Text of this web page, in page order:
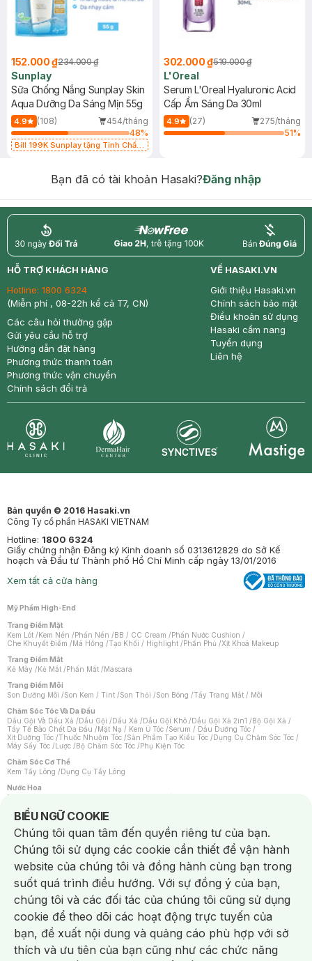
152.000 ₫234.000 ₫
Sunplay
Sữa Chống Nắng Sunplay Skin
Aqua Dưỡng Da Sáng Mịn 55g
4.9 (108)
454/tháng
48%
Bill 199K Sunplay tặng Tinh Chất
302.000 ₫519.000 ₫
L'Oreal
Serum L'Oreal Hyaluronic Acid
Cấp Ẩm Sáng Da 30ml
4.9 (27)
275/tháng
51%
Bạn đã có tài khoản Hasaki?Đăng nhập
return nowfree price
HỖ TRỢ KHÁCH HÀNG
Hotline: 1800 6324
(Miễn phí , 08-22h kể cả T7, CN)
Các câu hỏi thường gặp
Gửi yêu cầu hỗ trợ
Hướng dẫn đặt hàng
Phương thức thanh toán
Phương thức vận chuyển
Chính sách đổi trả
VỀ HASAKI.VN
Giới thiệu Hasaki.vn
Chính sách bảo mật
Điều khoản sử dụng
Hasaki cẩm nang
Tuyển dụng
Liên hệ
Bản quyền © 2016 Hasaki.vn
Công Ty cổ phần HASAKI VIETNAM
Hotline: 1800 6324
Giấy chứng nhận Đăng ký Kinh doanh số 0313612829 do Sở Kế
hoạch và Đầu tư Thành phố Hồ Chí Minh cấp ngày 13/01/2016
Xem tất cả cửa hàng
Mỹ Phẩm High-End
Trang Điểm Mặt
Kem Lót /Kem Nền /Phấn Nền /BB / CC Cream /Phấn Nước Cushion /
Che Khuyết Điểm /Má Hồng /Tạo Khối / Highlight /Phấn Phủ /Xịt Khoá Makeup
Trang Điểm Mắt
Kẻ Mày /Kẻ Mắt /Phấn Mắt /Mascara
Trang Điểm Môi
Son Dưỡng Môi /Son Kem / Tint /Son Thỏi /Son Bóng /Tẩy Trang Mắt / Môi
Chăm Sóc Tóc Và Da Đầu
Dầu Gội Và Dầu Xả /Dầu Gội /Dầu Xả /Dầu Gội Khô /Dầu Gội Xả 2in1 /Bộ Gội Xả /
Tẩy Tế Bào Chết Da Đầu /Mặt Nạ / Kem Ủ Tóc /Serum / Dầu Dưỡng Tóc /
Xịt Dưỡng Tóc /Thuốc Nhuộm Tóc /Sản Phẩm Tạo Kiểu Tóc /Dụng Cụ Chăm Sóc Tóc /
Máy Sấy Tóc /Lược /Bộ Chăm Sóc Tóc /Phụ Kiện Tóc
Chăm Sóc Cơ Thể
Kem Tẩy Lông /Dụng Cụ Tẩy Lông
Nước Hoa
Nước Hoa Nữ
Chăm Sóc Cá Nhân
Chống Muỗi /Khẩu Trang /Máy Massage/Mặt Nạ Xông Hơi /Nước Rửa Tay/
Sản Phẩm Chăm Sóc Khác /Bàn Chải Đánh Răng /Bàn Chải Điện/
Hỗ Trợ Trắng Răng/Kem Đánh Răng /Máy Tăm Nước/ Nước Súc Miệng/
Tăm / Chỉ Nha Khoa/ Xịt Thơm Miệng / Dung Dịch Vệ Sinh/Dưỡng Vùng Kín/
Khăn Ướt Vệ Sinh Vùng Kín/Băng Vệ Sinh/Tampon/Bọt Cạo Râu /Dao Cạo Râu/
Máy Cạo Râu
Vấn Đề Về Da
Da Dầu / Lỗ Chân Lông To/ Da Khô / Mất Nước/ Da Lão Hóa/ Da Mụn/
Da Nhạy Cảm / Kích Ứng
Da Xỉn Màu Thâm / Nám / Tàn Nhang
Quầng Thâm & Bọng Mắt /Sẹo /Viêm Da Cơ Địa
Dụng Cụ / Phụ Kiện Chăm Sóc Da
Bông Tẩy Trang
Khăn Lau Mặt Khô Dụng Cụ / Máy Rửa Mặt Máy Chăm Sóc Da
Dụng Cụ Chăm Sóc Khác
BIỂU NGỮ COOKIE
Notice about cookies usage
Chúng tôi quan tâm đến quyền riêng tư của bạn.
Chúng tôi sử dụng các cookie cần thiết để vận hành
website của chúng tôi và đồng hành cùng bạn trong
suốt quá trình điều hướng. Với sự đồng ý của bạn,
chúng tôi và các đối tác của chúng tôi cũng sử dụng
cookie để theo dõi các hoạt động trực tuyến của
bạn, đề xuất nội dung và quảng cáo phù hợp với sở
thích và ưu tiên của bạn cũng như các chức năng